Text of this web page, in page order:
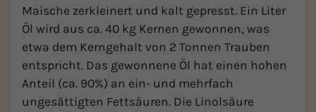
Maische zerkleinert und kalt gepresst. Ein Liter
Öl wird aus ca. 40 kg Kernen gewonnen, was
etwa dem Kerngehalt von 2 Tonnen Trauben
entspricht. Das gewonnene Öl hat einen hohen
Anteil (ca. 90%) an ein- und mehrfach
ungesättigten Fettsäuren. Die Linolsäure